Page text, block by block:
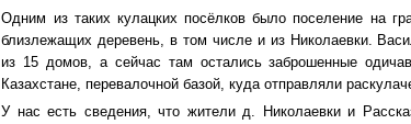
Одним из таких кулацких посёлков было поселение на
близлежащих деревень, в том числе и из Николаевки.
из 15 домов, а сейчас там остались заброшенные
Казахстане, перевалочной базой, куда отправляли
У нас есть сведения, что жители д. Николаевки и